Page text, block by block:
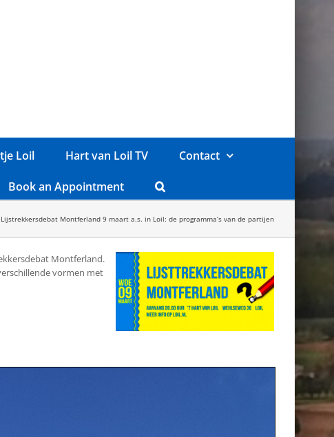
Loil Hart van Loil TV Contact
Book an Appointment
Lijstrekkersdebat Montferland 9 maart a.s. in Loil: de programma’s van de partijen
Montferland.
vormen met